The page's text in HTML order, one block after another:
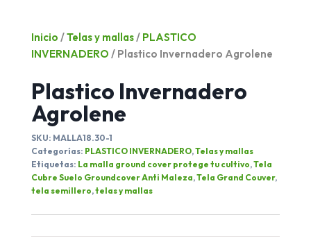
Inicio /Telas y mallas / PLASTICO
INVERNADERO / Plastico Invernadero Agrolene
Plastico Invernadero
Agrolene
SKU: MALLA18.30-1
Categorías: PLASTICO INVERNADERO,Telas y mallas
Etiquetas: La malla ground cover protege tu cultivo,Tela
Cubre Suelo Groundcover Anti Maleza,Tela Grand Couver,
tela semillero,telas y mallas